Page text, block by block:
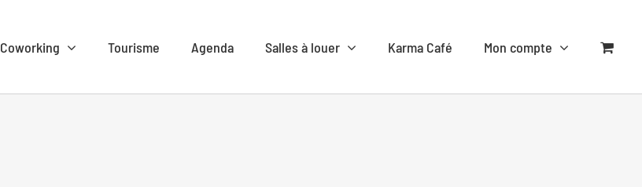
Coworking Tourisme Agenda Salles à louer Karma Café Mon compte